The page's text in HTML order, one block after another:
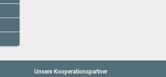
Unsere Kooperationspartner